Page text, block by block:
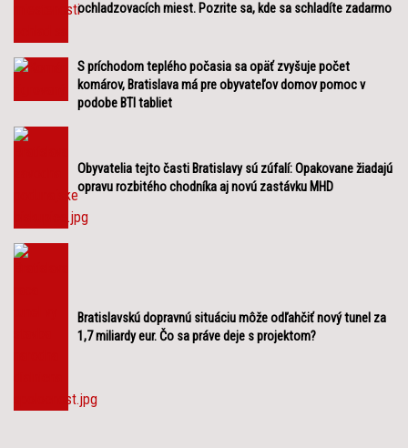
ochladzovacích miest. Pozrite sa, kde sa schladíte zadarmo
S príchodom teplého počasia sa opäť zvyšuje počet
komárov, Bratislava má pre obyvateľov domov pomoc v
podobe BTI tabliet
Obyvatelia tejto časti Bratislavy sú zúfalí: Opakovane žiadajú
opravu rozbitého chodníka aj novú zastávku MHD
Bratislavskú dopravnú situáciu môže odľahčiť nový tunel za
1,7 miliardy eur. Čo sa práve deje s projektom?